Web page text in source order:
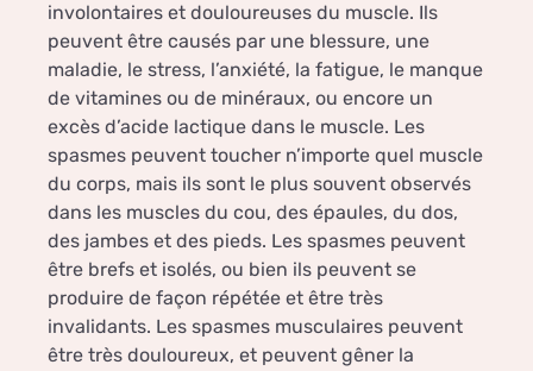
involontaires et douloureuses du muscle. Ils
peuvent être causés par une blessure, une
maladie, le stress, l’anxiété, la fatigue, le manque
de vitamines ou de minéraux, ou encore un
excès d’acide lactique dans le muscle. Les
spasmes peuvent toucher n’importe quel muscle
du corps, mais ils sont le plus souvent observés
dans les muscles du cou, des épaules, du dos,
des jambes et des pieds. Les spasmes peuvent
être brefs et isolés, ou bien ils peuvent se
produire de façon répétée et être très
invalidants. Les spasmes musculaires peuvent
être très douloureux, et peuvent gêner la